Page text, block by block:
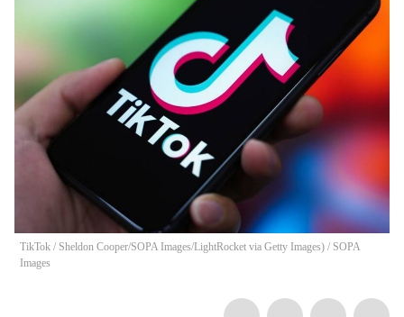
TikTok / Sheldon Cooper/SOPA Images/LightRocket via Getty Images) / SOPA
Images